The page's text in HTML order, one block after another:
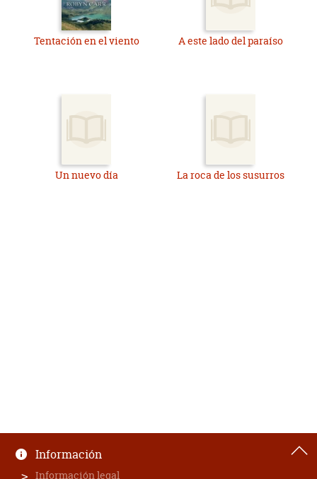
Tentación en el viento A este lado del paraíso
Un nuevo día La roca de los susurros
Información
Información legal